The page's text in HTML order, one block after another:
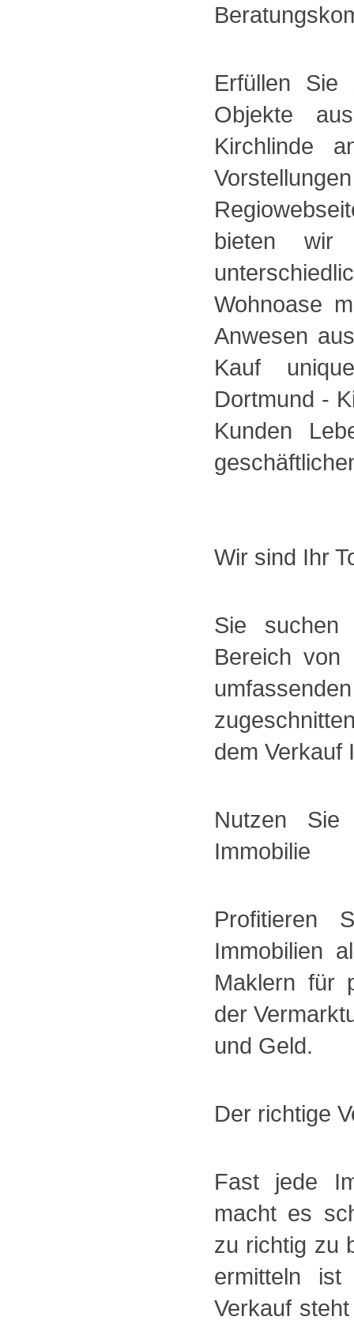
Erfüllen Sie
Objekte
Kirchlinde
bieten wir
Wohnoase
Anwesen
Kauf
Dortmund -
Kunden
Wir sind Ihr
Sie suchen
Bereich von
dem Verkauf
Nutzen
Immobilie
Profitieren
Immobilien
Maklern für
der
und Geld.
Der richtige
Fast jede
macht es
zu richtig zu
ermitteln ist
Verkauf